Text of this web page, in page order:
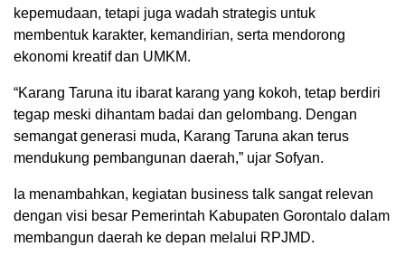
kepemudaan, tetapi juga wadah strategis untuk
membentuk karakter, kemandirian, serta mendorong
ekonomi kreatif dan UMKM.
“Karang Taruna itu ibarat karang yang kokoh, tetap berdiri
tegap meski dihantam badai dan gelombang. Dengan
semangat generasi muda, Karang Taruna akan terus
mendukung pembangunan daerah,” ujar Sofyan.
Ia menambahkan, kegiatan business talk sangat relevan
dengan visi besar Pemerintah Kabupaten Gorontalo dalam
membangun daerah ke depan melalui RPJMD.